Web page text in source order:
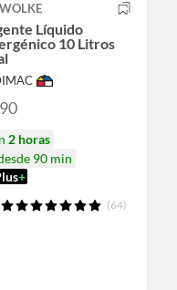
Líquido
10 Litros
2 horas
90 min
+
(64)